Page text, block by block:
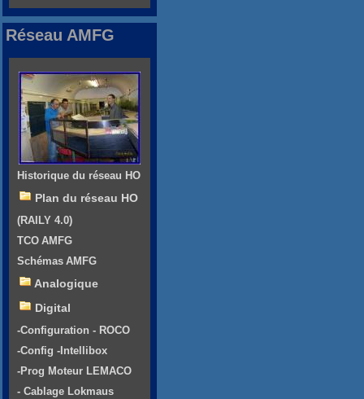
Réseau AMFG
Historique du réseau HO
Plan du réseau HO
(RAILY 4.0)
TCO AMFG
Schémas AMFG
Analogique
Digital
-Configuration - ROCO
-Config -Intellibox
-Prog Moteur LEMACO
- Cablage Lokmaus